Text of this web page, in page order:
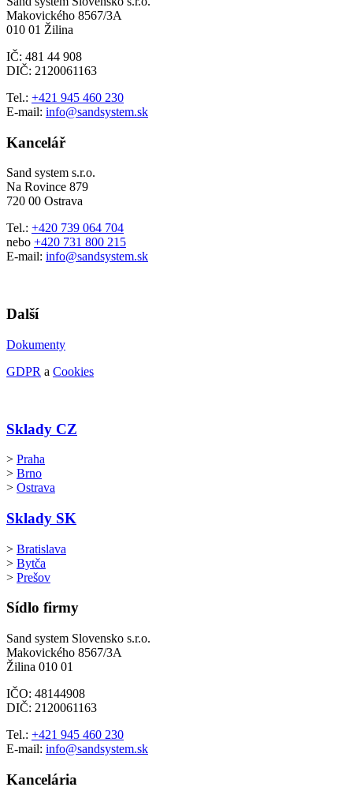
Makovického 8567/3A
010 01 Žilina
IČ: 481 44 908
DIČ: 2120061163
Tel.: +421 945 460 230
E-mail: info@sandsystem.sk
Kancelář
Sand system s.r.o.
Na Rovince 879
720 00 Ostrava
Tel.: +420 739 064 704
nebo +420 731 800 215
E-mail: info@sandsystem.sk
Další
Dokumenty
GDPR a Cookies
Sklady CZ
> Praha
> Brno
> Ostrava
Sklady SK
> Bratislava
> Bytča
> Prešov
Sídlo firmy
Sand system Slovensko s.r.o.
Makovického 8567/3A
Žilina 010 01
IČO: 48144908
DIČ: 2120061163
Tel.: +421 945 460 230
E-mail: info@sandsystem.sk
Kancelária